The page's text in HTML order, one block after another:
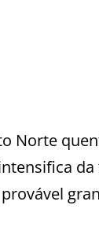
Norte